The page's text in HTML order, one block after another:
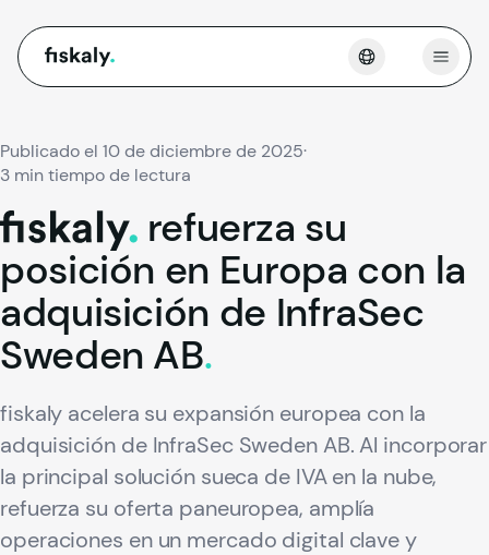
fiskaly. Abrir
Publicado el 10 de diciembre de 2025·
3 min tiempo de lectura
fiskaly. refuerza su
posición en Europa con la
adquisición de InfraSec
Sweden AB.
fiskaly acelera su expansión europea con la
adquisición de InfraSec Sweden AB. Al incorporar
la principal solución sueca de IVA en la nube,
refuerza su oferta paneuropea, amplía
operaciones en un mercado digital clave y